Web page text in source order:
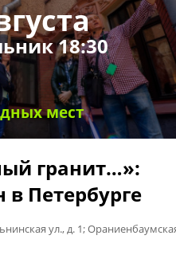
18:30
мест
гранит…»:
Петербурге
ул., д. 1;